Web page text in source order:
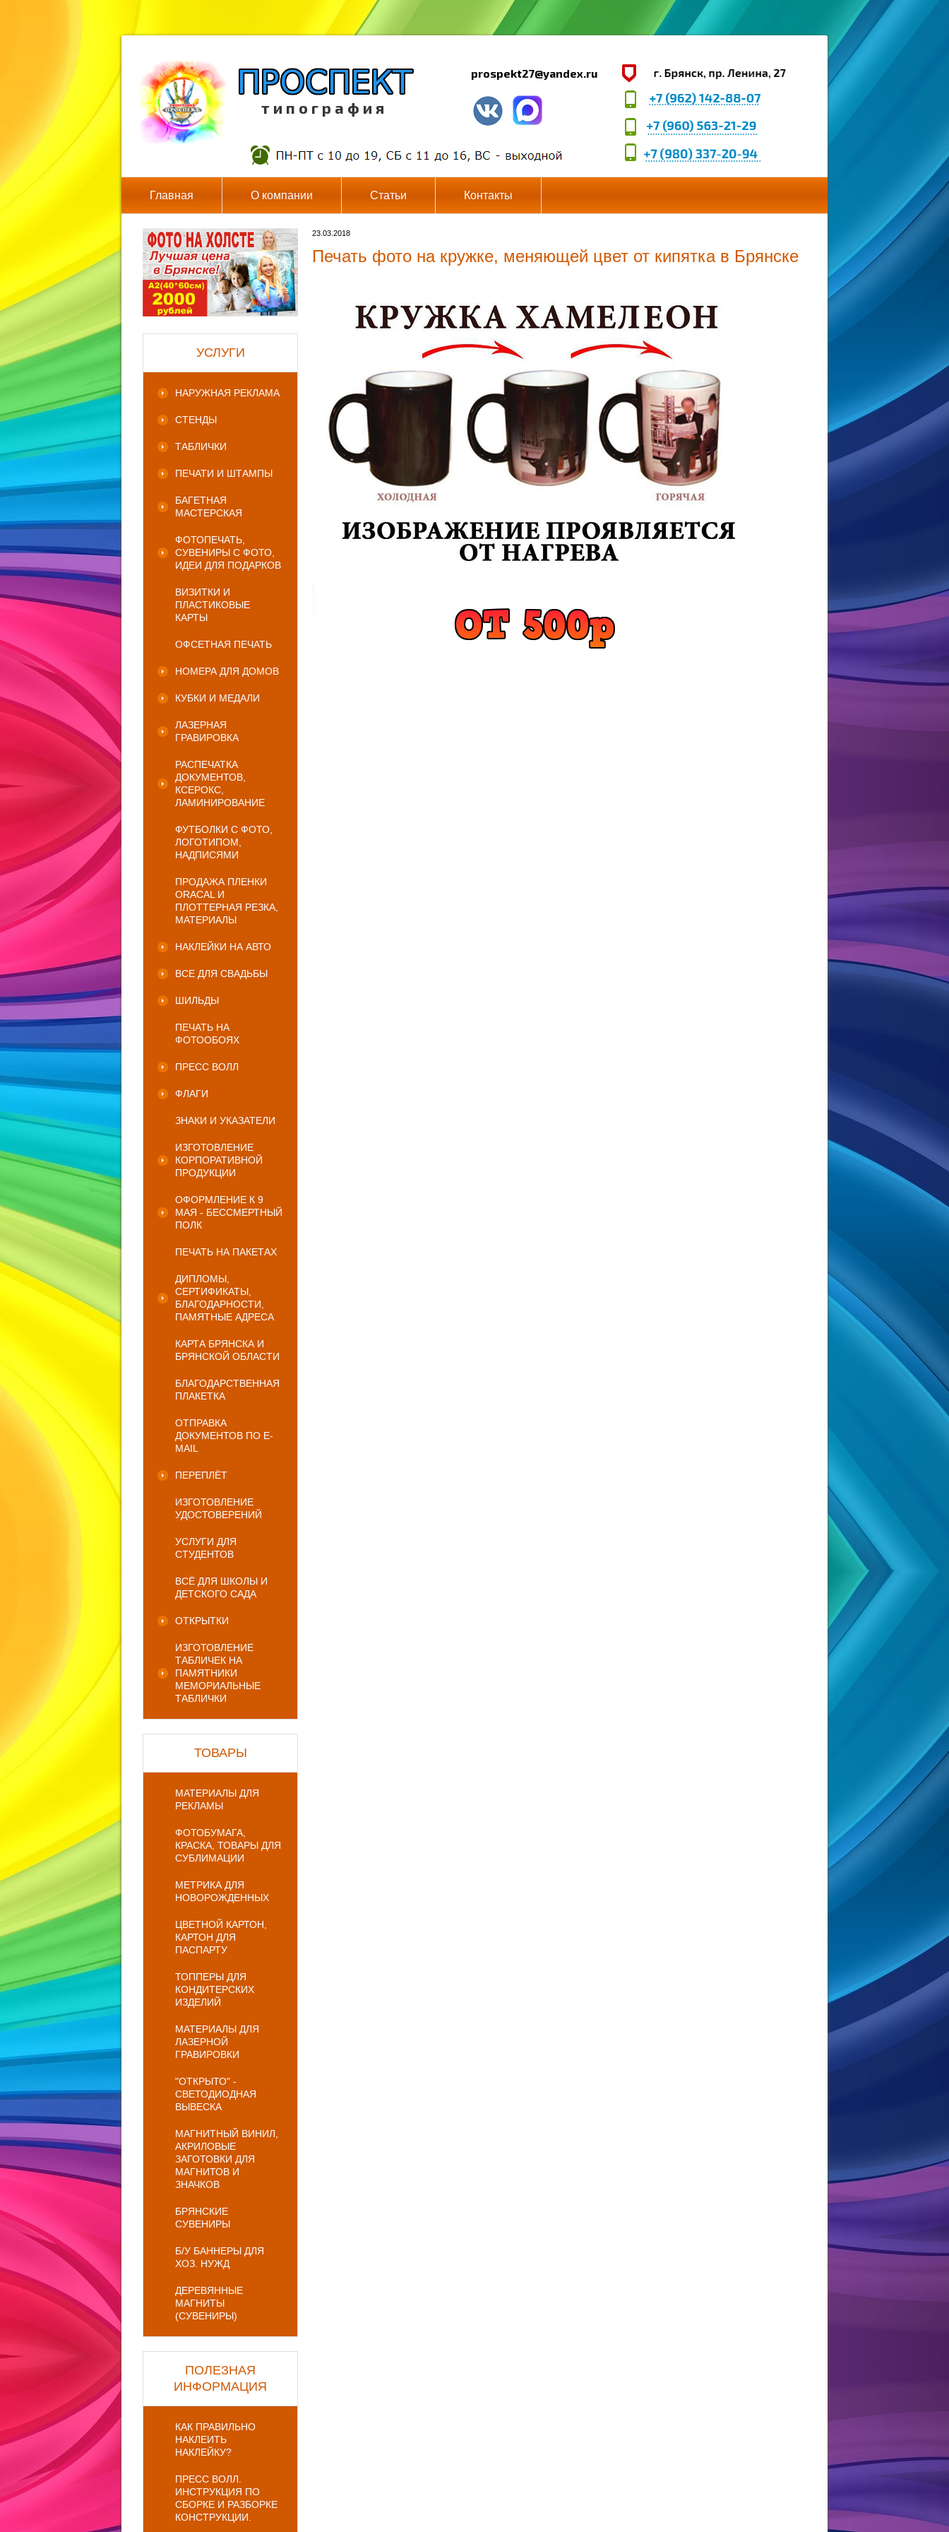
т и п о г р а ф и я
prospekt27@yandex.ru
Главная О компании Статьи Контакты
УСЛУГИ
НАРУЖНАЯ РЕКЛАМА
СТЕНДЫ
ТАБЛИЧКИ
ПЕЧАТИ И ШТАМПЫ
БАГЕТНАЯ
МАСТЕРСКАЯ
ФОТОПЕЧАТЬ,
СУВЕНИРЫ С ФОТО,
ИДЕИ ДЛЯ ПОДАРКОВ
ВИЗИТКИ И
ПЛАСТИКОВЫЕ
КАРТЫ
ОФСЕТНАЯ ПЕЧАТЬ
НОМЕРА ДЛЯ ДОМОВ
КУБКИ И МЕДАЛИ
ЛАЗЕРНАЯ
ГРАВИРОВКА
РАСПЕЧАТКА
ДОКУМЕНТОВ,
КСЕРОКС,
ЛАМИНИРОВАНИЕ
ФУТБОЛКИ С ФОТО,
ЛОГОТИПОМ,
НАДПИСЯМИ
ПРОДАЖА ПЛЕНКИ
ORACAL И
ПЛОТТЕРНАЯ РЕЗКА,
МАТЕРИАЛЫ
НАКЛЕЙКИ НА АВТО
ВСЕ ДЛЯ СВАДЬБЫ
ШИЛЬДЫ
ПЕЧАТЬ НА
ФОТООБОЯХ
ПРЕСС ВОЛЛ
ФЛАГИ
ЗНАКИ И УКАЗАТЕЛИ
ИЗГОТОВЛЕНИЕ
КОРПОРАТИВНОЙ
ПРОДУКЦИИ
ОФОРМЛЕНИЕ К 9
МАЯ - БЕССМЕРТНЫЙ
ПОЛК
ПЕЧАТЬ НА ПАКЕТАХ
ДИПЛОМЫ,
СЕРТИФИКАТЫ,
БЛАГОДАРНОСТИ,
ПАМЯТНЫЕ АДРЕСА
КАРТА БРЯНСКА И
БРЯНСКОЙ ОБЛАСТИ
БЛАГОДАРСТВЕННАЯ
ПЛАКЕТКА
ОТПРАВКА
ДОКУМЕНТОВ ПО E-
MAIL
ПЕРЕПЛЁТ
ИЗГОТОВЛЕНИЕ
УДОСТОВЕРЕНИЙ
УСЛУГИ ДЛЯ
СТУДЕНТОВ
ВСЁ ДЛЯ ШКОЛЫ И
ДЕТСКОГО САДА
ОТКРЫТКИ
ИЗГОТОВЛЕНИЕ
ТАБЛИЧЕК НА
ПАМЯТНИКИ
МЕМОРИАЛЬНЫЕ
ТАБЛИЧКИ
ТОВАРЫ
МАТЕРИАЛЫ ДЛЯ
РЕКЛАМЫ
ФОТОБУМАГА,
КРАСКА, ТОВАРЫ ДЛЯ
СУБЛИМАЦИИ
МЕТРИКА ДЛЯ
НОВОРОЖДЕННЫХ
ЦВЕТНОЙ КАРТОН,
КАРТОН ДЛЯ
ПАСПАРТУ
ТОППЕРЫ ДЛЯ
КОНДИТЕРСКИХ
ИЗДЕЛИЙ
МАТЕРИАЛЫ ДЛЯ
ЛАЗЕРНОЙ
ГРАВИРОВКИ
"ОТКРЫТО" -
СВЕТОДИОДНАЯ
ВЫВЕСКА
МАГНИТНЫЙ ВИНИЛ,
АКРИЛОВЫЕ
ЗАГОТОВКИ ДЛЯ
МАГНИТОВ И
ЗНАЧКОВ
БРЯНСКИЕ
СУВЕНИРЫ
Б/У БАННЕРЫ ДЛЯ
ХОЗ. НУЖД
ДЕРЕВЯННЫЕ
МАГНИТЫ
(СУВЕНИРЫ)
ПОЛЕЗНАЯ
ИНФОРМАЦИЯ
КАК ПРАВИЛЬНО
НАКЛЕИТЬ
НАКЛЕЙКУ?
ПРЕСС ВОЛЛ.
ИНСТРУКЦИЯ ПО
СБОРКЕ И РАЗБОРКЕ
КОНСТРУКЦИИ.
23.03.2018
Печать фото на кружке, меняющей цвет от кипятка в Брянске